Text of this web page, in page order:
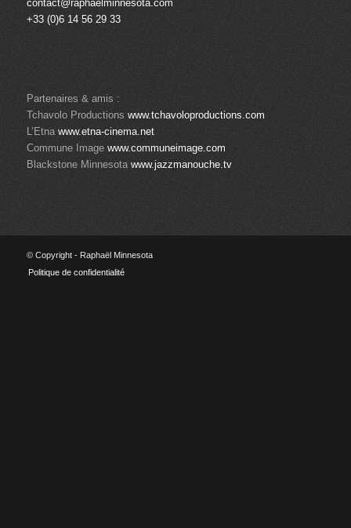
contact@raphaelminnesota.com
+33 (0)6 14 56 29 33
Partenaires & amis :
Tchavolo Productions www.tchavoloproductions.com
L’Etna www.etna-cinema.net
Commune Image www.communeimage.com
Blackstone Minnesota www.jazzmanouche.tv
© Copyright - Raphaël Minnesota
Politique de confidentialité